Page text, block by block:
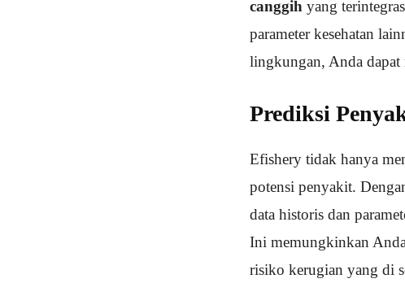
canggih yang
parameter kesehatan
lingkungan, Anda dapat
Prediksi
Efishery tidak hanya
potensi penyakit.
data historis dan
Ini memungkinkan
risiko kerugian yang di